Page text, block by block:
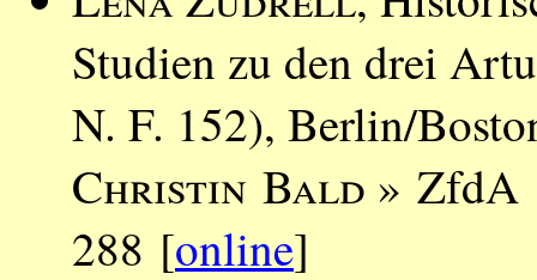
Studien zu den drei
N. F. 152), Berlin/
Christin Bald » ZfdA
288 [online]